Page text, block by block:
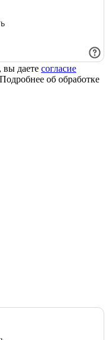
даете согласие
об обработке